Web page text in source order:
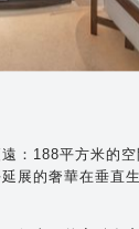
：188平方米的
展的奢華在垂直